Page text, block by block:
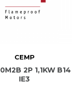
CEMP
2P 1,1KW B14
IE3